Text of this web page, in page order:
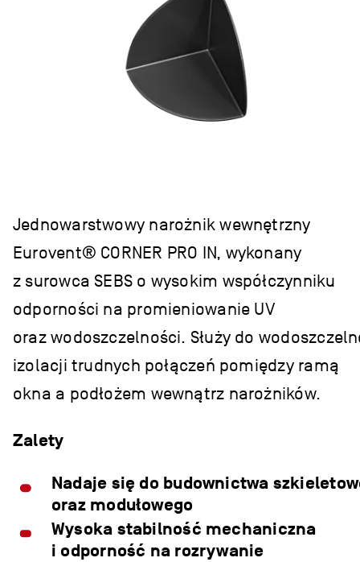
Jednowarstwowy narożnik wewnętrzny
Eurovent® CORNER PRO IN, wykonany
z surowca SEBS o wysokim współczynniku
odporności na promieniowanie UV
oraz wodoszczelności. Służy do
izolacji trudnych połączeń pomiędzy ramą
okna a podłożem wewnątrz narożników.
Zalety
Nadaje się do budownictwa
oraz modułowego
Wysoka stabilność mechaniczna
i odporność na rozrywanie